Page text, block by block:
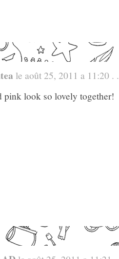
le août 25, 2011 a 11:20 . .
pink look so lovely together!